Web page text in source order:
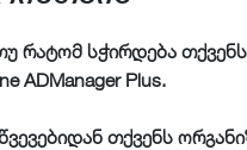
რატომ სჭირდება
ADManager Plus.
თქვენს